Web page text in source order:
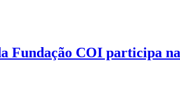
Fundação COI participa